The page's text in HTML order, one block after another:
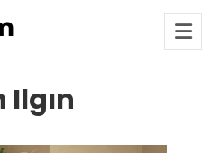
Enmutlu
Ilgın